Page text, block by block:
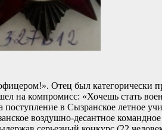
Отец был категорически
на компромисс: «Хочешь стать
поступление в Сызранское летное
воздушно-десантное